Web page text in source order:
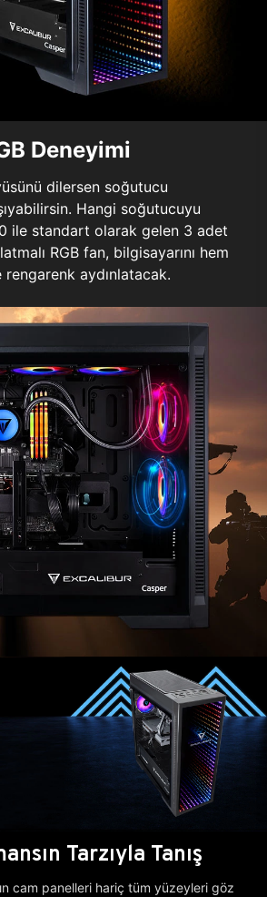
Deneyimi
dilersen soğutucu
Hangi soğutucuyu
ile standart olarak gelen 3 adet
RGB fan, bilgisayarını hem
aydınlatacak.
Tarzıyla Tanış
cam panelleri hariç tüm yüzeyleri göz